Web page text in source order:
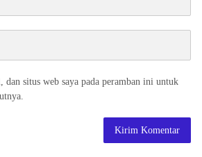
dan situs web saya pada peramban ini untuk